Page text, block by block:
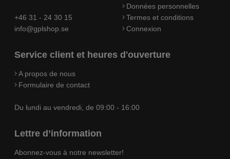
+46 31 - 24 30 15
info@gplshop.se
Données personnelles
Termes et conditions
Connexion
Service client et heures d'ouverture
A propos de nous
Formulaire de contact
Du lundi au vendredi, de 09:00 - 16:00
Lettre d’information
Abonnez-vous à notre newsletter!